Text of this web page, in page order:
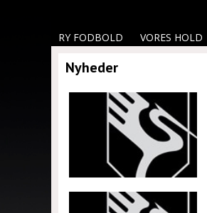
RY FODBOLD VORES HOLD
Nyheder